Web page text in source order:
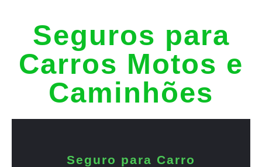
Seguros para
Carros Motos e
Caminhões
Seguro para Carro